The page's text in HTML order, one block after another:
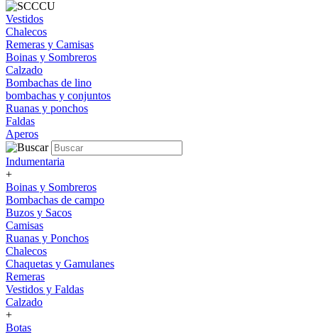
Vestidos
Chalecos
Remeras y Camisas
Boinas y Sombreros
Calzado
Bombachas de lino
bombachas y conjuntos
Ruanas y ponchos
Faldas
Aperos
Indumentaria
+
Boinas y Sombreros
Bombachas de campo
Buzos y Sacos
Camisas
Ruanas y Ponchos
Chalecos
Chaquetas y Gamulanes
Remeras
Vestidos y Faldas
Calzado
+
Botas